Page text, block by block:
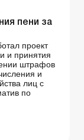
пени за
проект
и принятия
штрафов
и
лиц с
по